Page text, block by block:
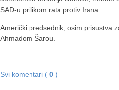
SAD-u prilikom rata protiv Irana.
Američki predsednik, osim prisustva
Ahmadom Šarou.
Svi komentari ( 0 )